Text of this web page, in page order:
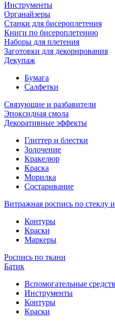
Инструменты
Органайзеры
Станки для бисероплетения
Книги по бисероплетению
Наборы для плетения
Заготовки для декорирования
Декупаж
Бумага
Салфетки
Связующие и разбавители
Эпоксидная смола
Декоративные эффекты
Глиттер и блестки
Золочение
Кракелюр
Краска
Морилка
Состаривание
Витражная роспись по стеклу
Контуры
Краски
Маркеры
Роспись по ткани
Батик
Вспомогательные
Инструменты
Контуры
Краски